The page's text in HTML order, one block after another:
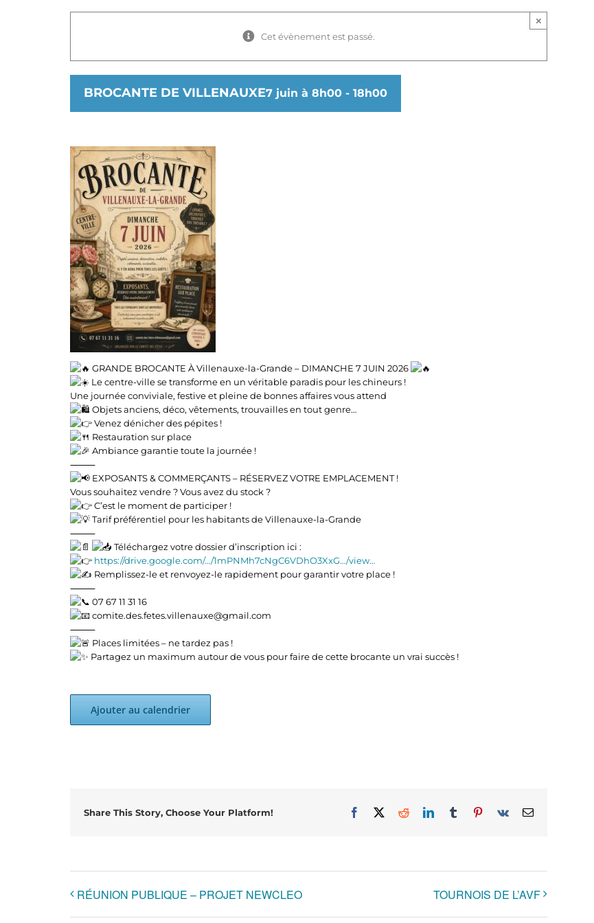
Cet évènement est passé.
×
BROCANTE DE VILLENAUXE7 juin à 8h00 - 18h00
GRANDE BROCANTE À Villenauxe-la-Grande – DIMANCHE 7 JUIN 2026
Le centre-ville se transforme en un véritable paradis pour les chineurs !
Une journée conviviale, festive et pleine de bonnes affaires vous attend
Objets anciens, déco, vêtements, trouvailles en tout genre…
Venez dénicher des pépites !
Restauration sur place
Ambiance garantie toute la journée !
⸻
EXPOSANTS & COMMERÇANTS – RÉSERVEZ VOTRE EMPLACEMENT !
Vous souhaitez vendre ? Vous avez du stock ?
C’est le moment de participer !
Tarif préférentiel pour les habitants de Villenauxe-la-Grande
⸻
Téléchargez votre dossier d’inscription ici :
https://drive.google.com/…/1mPNMh7cNgC6VDhO3XxG…/view…
Remplissez-le et renvoyez-le rapidement pour garantir votre place !
⸻
07 67 11 31 16
comite.des.fetes.villenauxe@gmail.com
⸻
Places limitées – ne tardez pas !
Partagez un maximum autour de vous pour faire de cette brocante un vrai succès !
Ajouter au calendrier
Share This Story, Choose Your Platform! Facebook RedditLinkedInTumblr Pinterest
Vk Email
RÉUNION PUBLIQUE – PROJET NEWCLEO TOURNOIS DE L’AVF